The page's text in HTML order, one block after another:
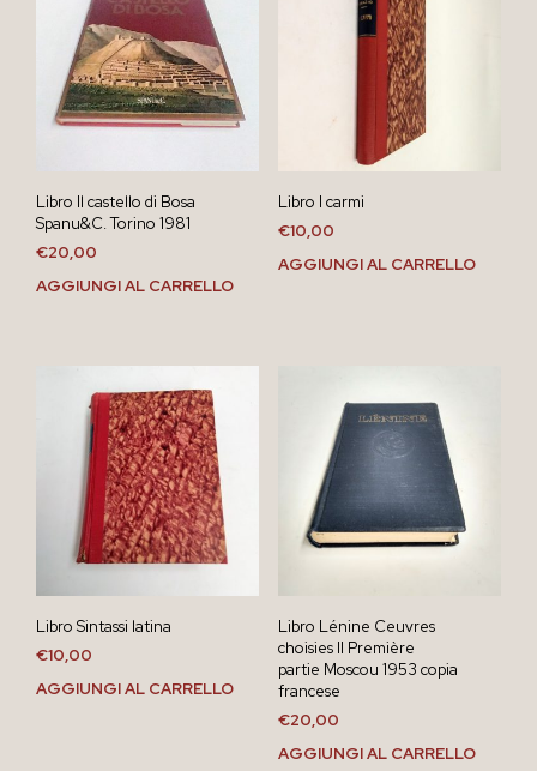
Libro Il castello di Bosa
Spanu&C. Torino 1981
€20,00
AGGIUNGI AL CARRELLO
Libro I carmi
€10,00
AGGIUNGI AL CARRELLO
Libro Sintassi latina
€10,00
AGGIUNGI AL CARRELLO
Libro Lénine Ceuvres
choisies II Première
partie Moscou 1953 copia
francese
€20,00
AGGIUNGI AL CARRELLO